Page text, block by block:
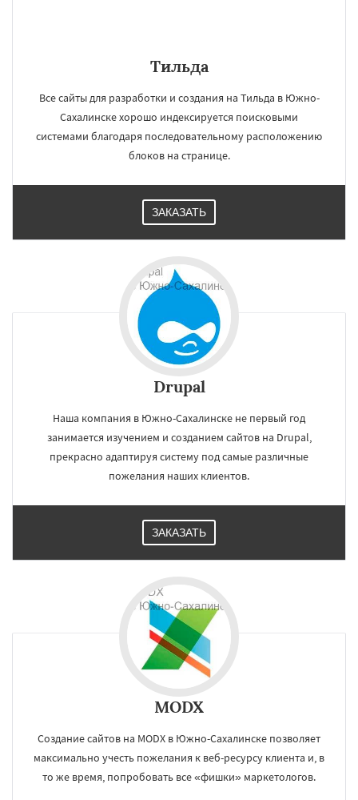
Тильда
Все сайты для разработки и создания на Тильда в Южно-
Сахалинске хорошо индексируется поисковыми
системами благодаря последовательному расположению
блоков на странице.
ЗАКАЗАТЬ
Drupal
Наша компания в Южно-Сахалинске не первый год
занимается изучением и созданием сайтов на Drupal,
прекрасно адаптируя систему под самые различные
пожелания наших клиентов.
ЗАКАЗАТЬ
MODX
Создание сайтов на MODX в Южно-Сахалинске позволяет
максимально учесть пожелания к веб-ресурсу клиента и, в
то же время, попробовать все «фишки» маркетологов.